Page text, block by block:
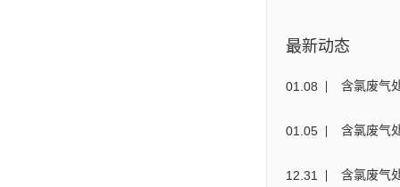
最新动态
01 08 含氯废气
01 05 含氯废气
12 31 含氯废气